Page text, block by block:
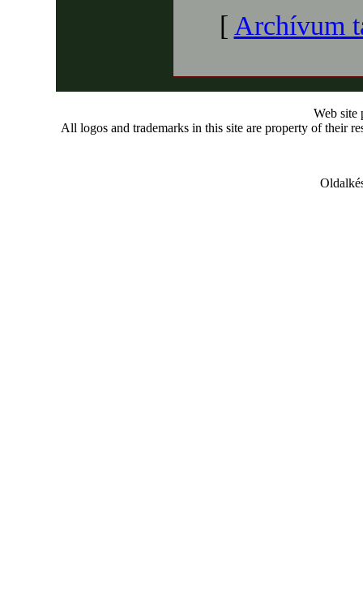
[ Archívum
Web site
All logos and trademarks in this site are property of their